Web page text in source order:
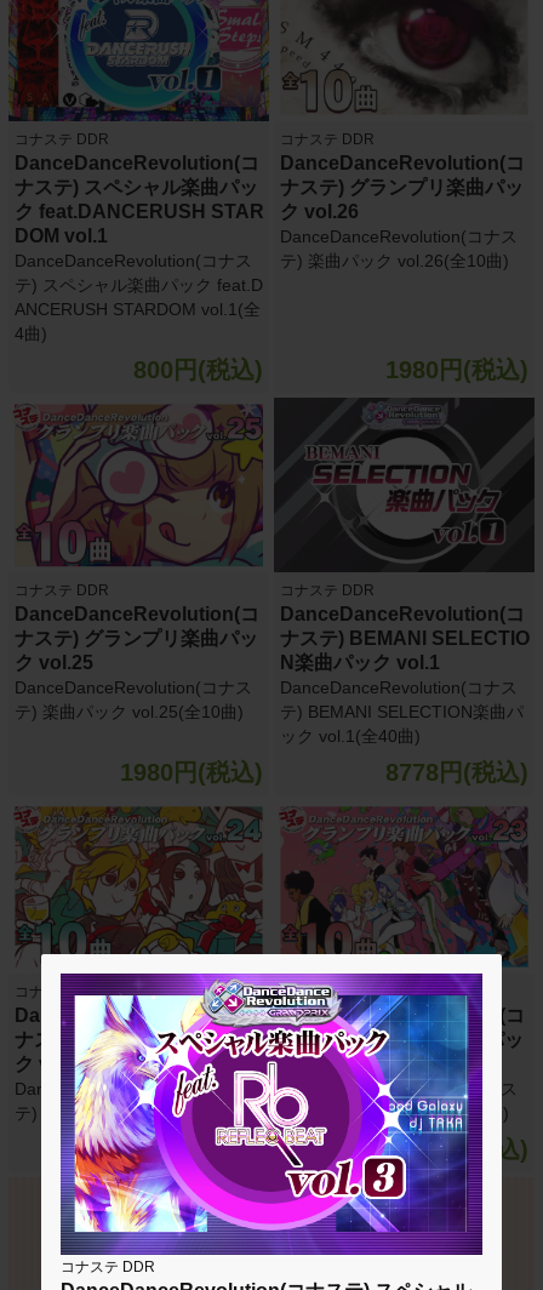
コナステ DDR
コナステ DDR
DanceDanceRevolution(コ
ナステ) スペシャル楽曲パッ
ク feat.DANCERUSH STAR
DOM vol.1
DanceDanceRevolution(コナス
テ) スペシャル楽曲パック feat.D
ANCERUSH STARDOM vol.1(全
4曲)
800円(税込)
コナステ DDR
DanceDanceRevolution(コ
ナステ) グランプリ楽曲パッ
ク vol.26
DanceDanceRevolution(コナス
テ) 楽曲パック vol.26(全10曲)
1980円(税込)
コナステ DDR
DanceDanceRevolution(コ
ナステ) グランプリ楽曲パッ
ク vol.25
DanceDanceRevolution(コナス
テ) 楽曲パック vol.25(全10曲)
1980円(税込)
コナステ DDR
DanceDanceRevolution(コ
ナステ) BEMANI SELECTIO
N楽曲パック vol.1
DanceDanceRevolution(コナス
テ) BEMANI SELECTION楽曲パ
ック vol.1(全40曲)
8778円(税込)
コナステ DDR
DanceDanceRevolution(コ
ナステ) グランプリ楽曲パッ
ク vol.24
DanceDanceRevolution(コナス
テ) 楽曲パック vol.24(全10曲)
1980円(税込)
コナステ DDR
DanceDanceRevolution(コ
ナステ) グランプリ楽曲パッ
ク vol.23
DanceDanceRevolution(コナス
テ) 楽曲パック vol.23(全10曲)
1980円(税込)